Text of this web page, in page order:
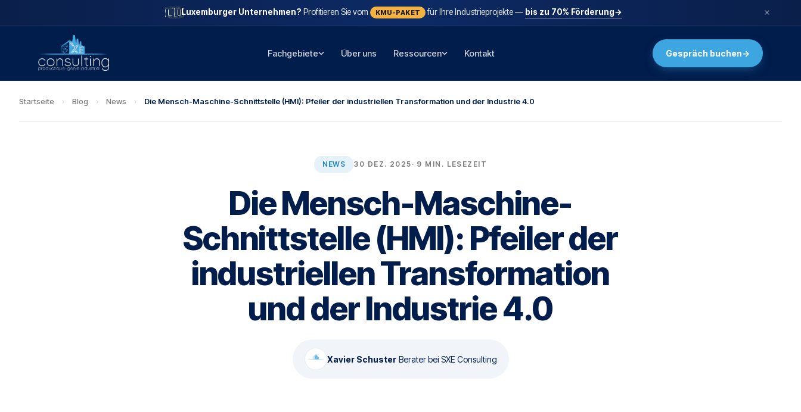
🇱🇺Luxemburger Unternehmen? Profitieren Sie vom KMU-PAKET für Ihre Industrieprojekte — bis zu 70% Förderung→
Fachgebiete Über uns Ressourcen Kontakt Gespräch buchen→
Startseite › Blog › News › Die Mensch-Maschine-Schnittstelle (HMI): Pfeiler der industriellen Transformation und der Industrie 4.0
NEWS 30 DEZ. 2025 · 9 MIN. LESEZEIT
Die Mensch-Maschine-
Schnittstelle (HMI): Pfeiler der
industriellen Transformation
und der Industrie 4.0
Xavier Schuster· Berater bei SXE Consulting